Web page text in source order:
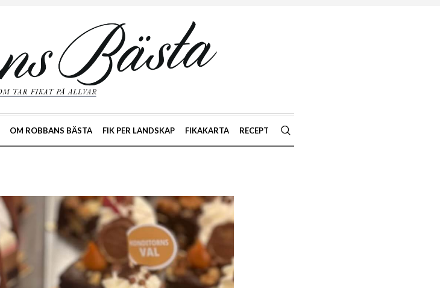
OM ROBBANS BÄSTA FIK PER LANDSKAP FIKAKARTA RECEPT